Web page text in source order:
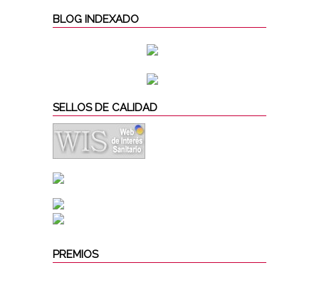
BLOG INDEXADO
SELLOS DE CALIDAD
PREMIOS